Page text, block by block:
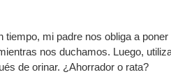
tiempo, mi padre nos obliga a
nos duchamos. Luego,
de orinar. ¿Ahorrador o rata?